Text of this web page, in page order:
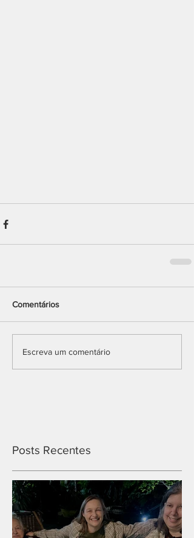
Comentários
Escreva um comentário
Posts Recentes